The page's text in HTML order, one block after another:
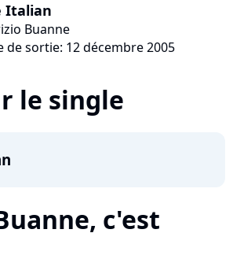
Italian
Buanne
de sortie: 12 décembre 2005
le single
c'est